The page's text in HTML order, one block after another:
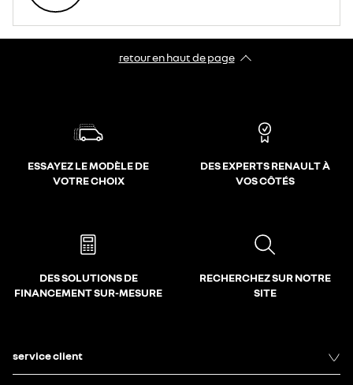
retour en haut de page​
ESSAYEZ LE MODÈLE DE
VOTRE CHOIX
DES EXPERTS RENAULT À
VOS CÔTÉS
DES SOLUTIONS DE
FINANCEMENT SUR-MESURE
RECHERCHEZ SUR NOTRE
SITE
service client